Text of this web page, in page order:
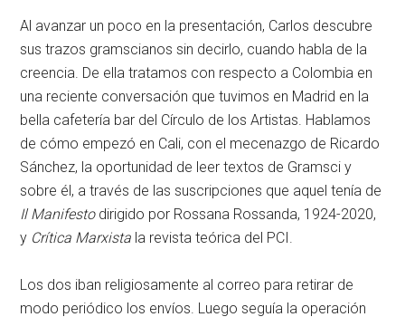
Al avanzar un poco en la presentación, Carlos descubre
sus trazos gramscianos sin decirlo, cuando habla de la
creencia. De ella tratamos con respecto a Colombia en
una reciente conversación que tuvimos en Madrid en la
bella cafetería bar del Círculo de los Artistas. Hablamos
de cómo empezó en Cali, con el mecenazgo de Ricardo
Sánchez, la oportunidad de leer textos de Gramsci y
sobre él, a través de las suscripciones que aquel tenía de
Il Manifestodirigido por Rossana Rossanda, 1924-2020,
y Crítica Marxista la revista teórica del PCI.
Los dos iban religiosamente al correo para retirar de
modo periódico los envíos. Luego seguía la operación